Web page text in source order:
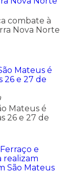
combate à
Nova Norte
Mateus é
26 e 27 de